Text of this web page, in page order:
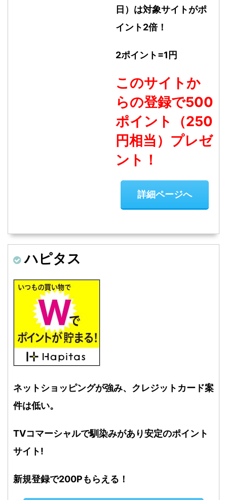
日）は対象サイトがポ
イント2倍！
2ポイント=1円
このサイトか
らの登録で500
ポイント（250
円相当）プレゼ
ント！
詳細ページへ
ハピタス
ネットショッピングが強み、 クレジットカード案
件は低い。
TVコマーシャルで馴染みがあり安定のポイント
サイト!
新規登録で200Pもらえる！